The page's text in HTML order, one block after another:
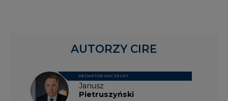
Janusz
Pietruszyński
REDAKTOR NACZELNY
AUTORZY CIRE